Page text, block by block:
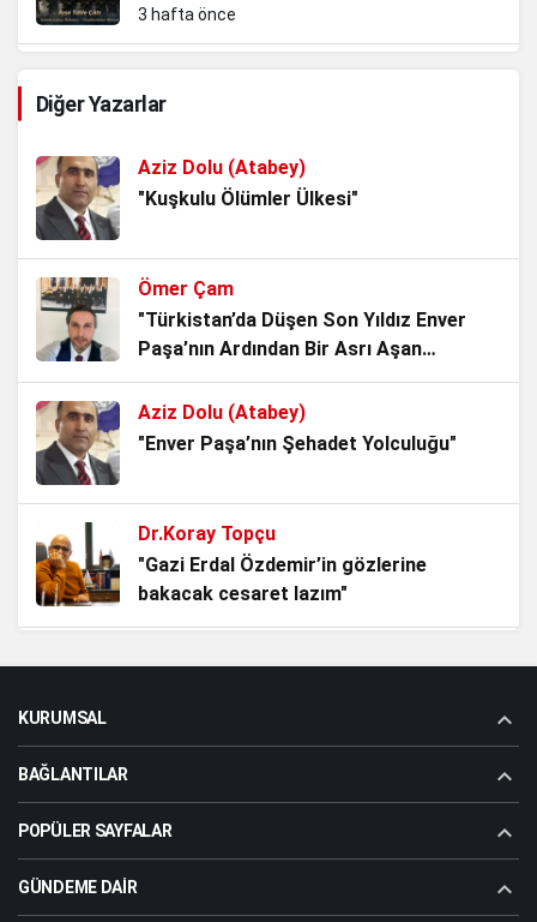
3 hafta önce
Milletin Vicdanıdır
15 Temmuz: Milletin İradesi, Devletin
3 hafta önce
Kadından Korkanlar
4 hafta önce
Srebrenitsa: Gölgesine Basılan İnsanlık
Belediye Misiniz, Devlet mi
Kuruyorsunuz?
Diğer Yazarlar
Aziz Dolu (Atabey)
"Kuşkulu Ölümler Ülkesi"
Ömer Çam
"Türkistan’da Düşen Son Yıldız Enver
Paşa’nın Ardından Bir Asrı Aşan
Sessizlik"
Aziz Dolu (Atabey)
"Enver Paşa’nın Şehadet Yolculuğu"
Dr.Koray Topçu
"Gazi Erdal Özdemir’in gözlerine
bakacak cesaret lazım"
"Kıbrıs’ta Kopartılmaya Çalışılan Fırtına"
KURUMSAL
BAĞLANTILAR
POPÜLER SAYFALAR
GÜNDEME DAIR